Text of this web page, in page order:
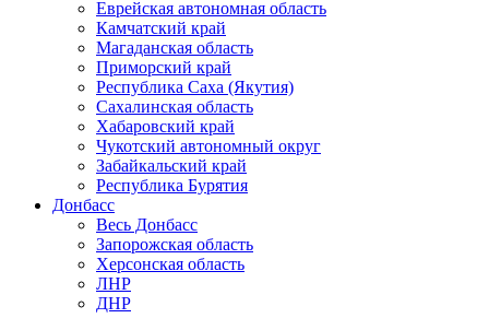
Еврейская автономная область
Камчатский край
Магаданская область
Приморский край
Республика Саха (Якутия)
Сахалинская область
Хабаровский край
Чукотский автономный округ
Забайкальский край
Республика Бурятия
Донбасс
Весь Донбасс
Запорожская область
Херсонская область
ЛНР
ДНР